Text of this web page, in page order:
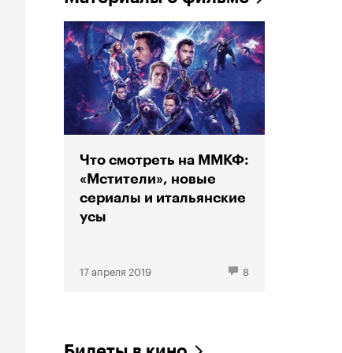
Что смотреть на ММКФ:
«Мстители», новые
сериалы и итальянские
усы
17 апреля 2019 8